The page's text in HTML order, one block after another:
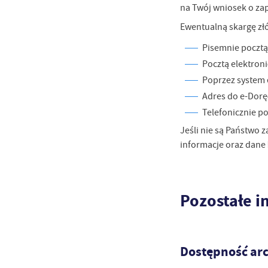
na Twój wniosek o
Ewentualną skargę
Pisemnie
Pocztą
Poprzez
Adres do e-
Telefonicznie
Jeśli nie są Państwo
informacje oraz
Pozostałe
Dostępność